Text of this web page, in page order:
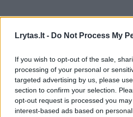
Lrytas.lt - Do Not Process My
If you wish to opt-out of the sale,
processing of your personal or
targeted advertising by us, please
section to confirm your selection.
opt-out request is processed you
interest-based ads based on
savaitę: karščiai atsitrauks
Visi įrašai